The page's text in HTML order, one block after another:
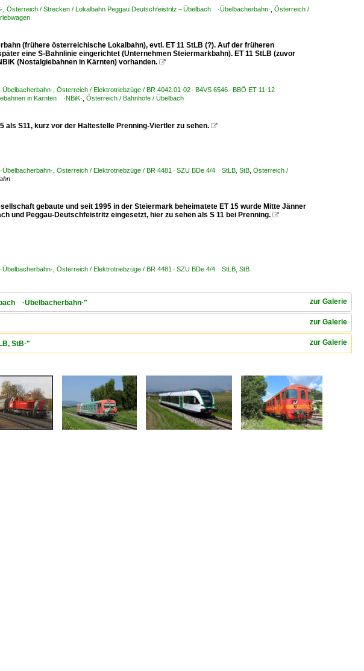
Österreich / Strecken / Lokalbahn Peggau Deutschfeistritz – Übelbach ·Übelbacherbahn· Österreich /
(frühere österreichische Lokalbahn), evtl. ET 11 StLB (?). Auf der früheren
eine S-Bahnlinie eingerichtet (Unternehmen Steiermarkbahn). ET 11 StLB (zuvor
(Nostalgiebahnen in Kärnten) vorhanden. 
Österreich / Elektrotriebzüge / BR 4042.01-02 · B4VS 6546 · BBÖ ET 11-12
in Kärnten ·NBiK· Österreich / Bahnhöfe / Übelbach
als S11, kurz vor der Haltestelle Prenning-Viertler zu sehen. 
Österreich / Elektrotriebzüge / BR 4481 · SZU BDe 4/4 StLB, StB Österreich /
gebaute und seit 1995 in der Steiermark beheimatete ET 15 wurde Mitte Jänner
und Peggau-Deutschfeistritz eingesetzt, hier zu sehen als S 11 bei Prenning. 
Österreich / Elektrotriebzüge / BR 4481 · SZU BDe 4/4 StLB, StB
zur Galerie
·Übelbacherbahn·"
zur Galerie
zur Galerie
StB·"